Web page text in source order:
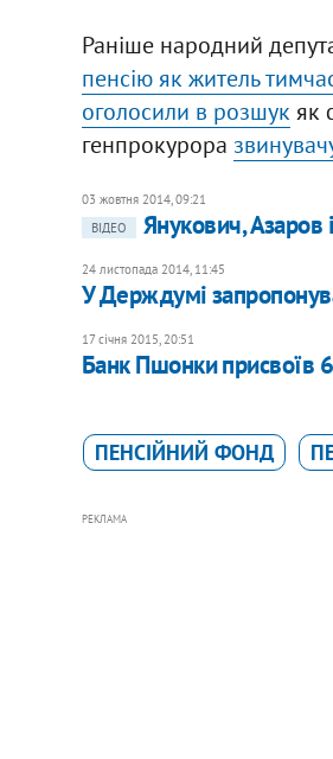
Раніше народний
пенсію як житель
оголосили в розшук як
генпрокурора
03 жовтня 2014, 09:21
ВІДЕО
Янукович, Азаров
24 листопада 2014, 11:45
У Держдумі
17 січня 2015, 20:51
Банк Пшонки присвоїв
ПЕНСІЙНИЙ ФОНД
РЕКЛАМА